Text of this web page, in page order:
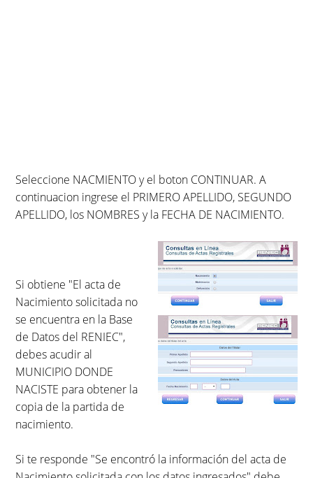
Seleccione NACMIENTO y el boton CONTINUAR. A
continuacion ingrese el PRIMERO APELLIDO, SEGUNDO
APELLIDO, los NOMBRES y la FECHA DE NACIMIENTO.
Si obtiene "El acta de
Nacimiento solicitada no
se encuentra en la Base
de Datos del RENIEC",
debes acudir al
MUNICIPIO DONDE
NACISTE para obtener la
copia de la partida de
nacimiento.
Si te responde "Se encontró la información del acta de